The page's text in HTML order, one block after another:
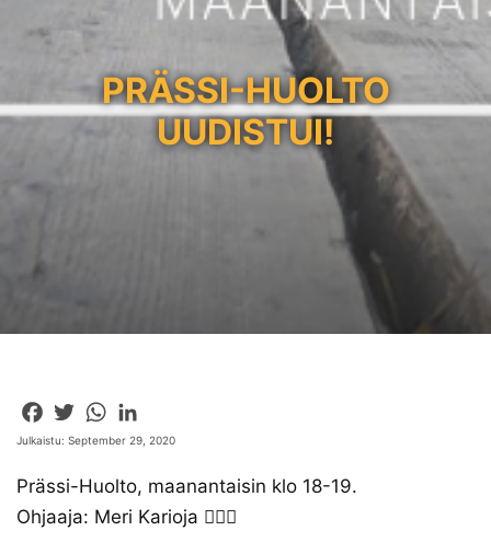
PRÄSSI-HUOLTO
UUDISTUI!
Facebook
TwitterWhatsApp
Julkaistu: September 29, 2020
Prässi-Huolto, maanantaisin klo 18-19.
Ohjaaja: Meri Karioja 🤸🏼‍♀️